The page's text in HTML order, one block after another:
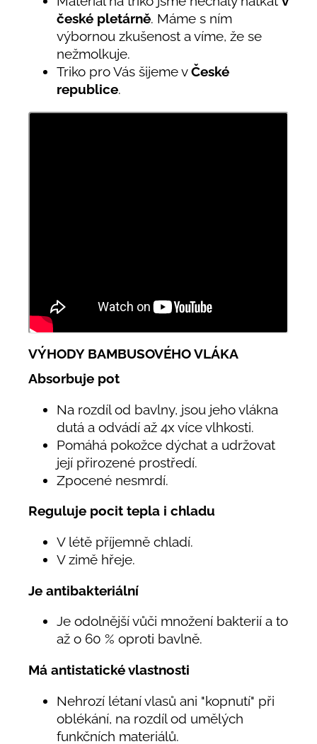
české pletárně. Máme s ním
výbornou zkušenost a víme, že se
nežmolkuje.
Triko pro Vás šijeme vČeské
republice.
VÝHODY BAMBUSOVÉHO VLÁKA
Absorbuje pot
Na rozdíl od bavlny, jsou jeho vlákna
dutá a odvádí až 4x více vlhkosti.
Pomáhá pokožce dýchat a udržovat
její přirozené prostředí.
Zpocené nesmrdí.
Reguluje pocit tepla i chladu
V létě příjemně chladí.
V zimě hřeje.
Je antibakteriální
Je odolnější vůči množení bakterií a to
až o 60 % oproti bavlně.
Má antistatické vlastnosti
Nehrozí létaní vlasů ani "kopnutí" při
oblékání, na rozdíl od umělých
funkčních materiálů.